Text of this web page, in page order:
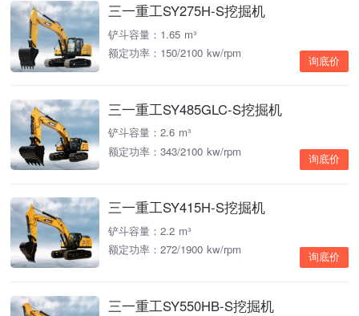
三一重工SY275H-S挖掘机
铲斗容量：1.65 m³
额定功率：150/2100 kw/rpm
询底价
三一重工SY485GLC-S挖掘机
铲斗容量：2.6 m³
额定功率：343/2100 kw/rpm
询底价
三一重工SY415H-S挖掘机
铲斗容量：2.2 m³
额定功率：272/1900 kw/rpm
询底价
三一重工SY550HB-S挖掘机